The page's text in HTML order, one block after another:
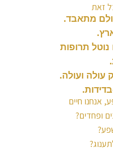
זאת
תרופות
ועולה.
אנחנו חיים
ופחדים?